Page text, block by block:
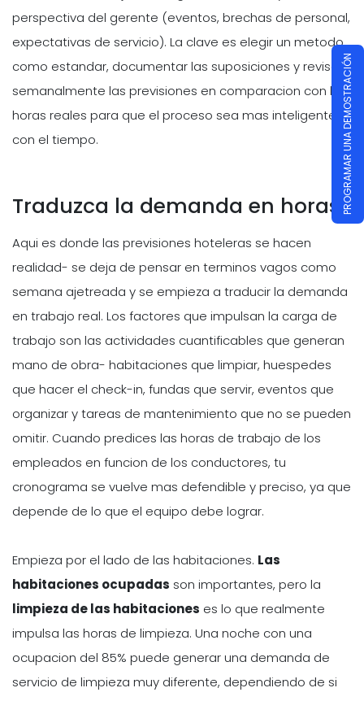
perspectiva del gerente (eventos, brechas de personal,
expectativas de servicio). La clave es elegir un metodo
como estandar, documentar las suposiciones y revisar
semanalmente las previsiones en comparacion con las
horas reales para que el proceso sea mas inteligente
con el tiempo.
Traduzca la demanda en horas
Aqui es donde las previsiones hoteleras se hacen
realidad- se deja de pensar en terminos vagos como
semana ajetreada y se empieza a traducir la demanda
en trabajo real. Los factores que impulsan la carga de
trabajo son las actividades cuantificables que generan
mano de obra- habitaciones que limpiar, huespedes
que hacer el check-in, fundas que servir, eventos que
organizar y tareas de mantenimiento que no se pueden
omitir. Cuando predices las horas de trabajo de los
empleados en funcion de los conductores, tu
cronograma se vuelve mas defendible y preciso, ya que
depende de lo que el equipo debe lograr.
Empieza por el lado de las habitaciones. Las
habitaciones ocupadas son importantes, pero la
limpieza de las habitaciones es lo que realmente
impulsa las horas de limpieza. Una noche con una
ocupacion del 85% puede generar una demanda de
servicio de limpieza muy diferente, dependiendo de si
PROGRAMAR UNA DEMOSTRACIÓN